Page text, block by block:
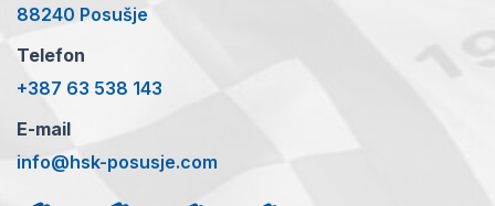
88240 Posušje
Telefon
+387 63 538 143
E-mail
info@hsk-posusje.com